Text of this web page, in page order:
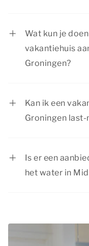
Wat kun je
vakantiehuis
Groningen?
Kan ik een
Groningen
Is er een
het water in